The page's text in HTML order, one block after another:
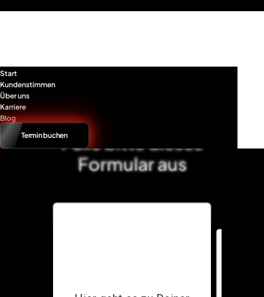
Start
Kundenstimmen
Über uns
Karriere
Blog
Termin buchenFülle bitte dieses
Formular aus